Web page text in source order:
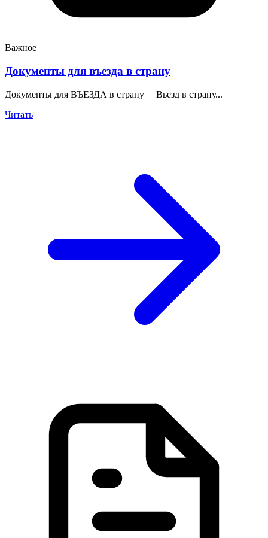
Важное
Документы для въезда в страну
Документы для ВЪЕЗДА в страну Вьезд в страну...
Читать